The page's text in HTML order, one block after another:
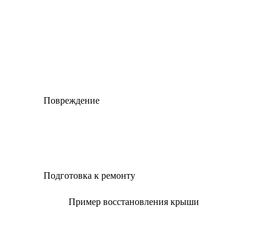
Повреждение
Подготовка к ремонту
Пример восстановления крыши